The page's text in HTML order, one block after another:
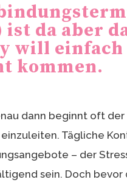
ist da aber
will einfach
kommen.
dann beginnt oft der
Tägliche
– der
sein. Doch bevor